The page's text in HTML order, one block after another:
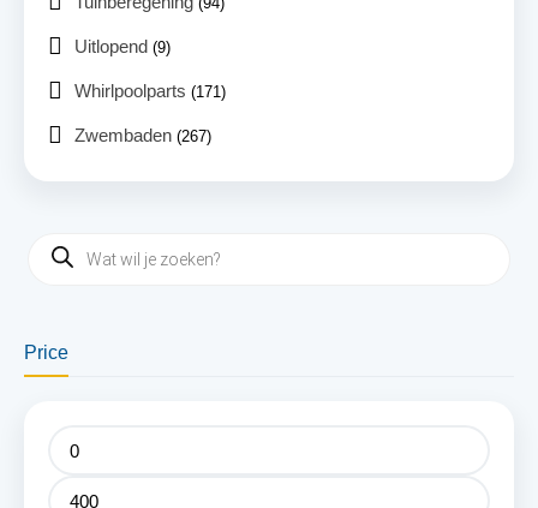
Uitlopend (9)
Whirlpoolparts (171)
Zwembaden (267)
Price